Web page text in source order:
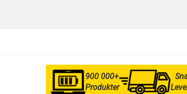
900 000+
Produkter